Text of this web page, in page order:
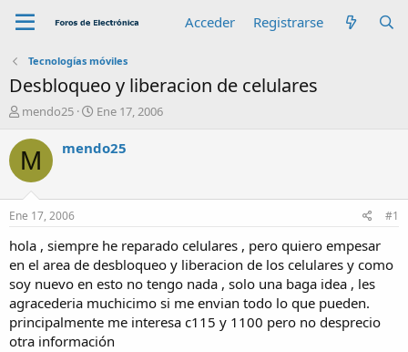
Acceder Registrarse
Tecnologías móviles
Desbloqueo y liberacion de celulares
A
t
o
r
mendo25
F
c
n
c
i
o
Ene 17, 2006
M mendo25
Ene 17, 2006 #1
hola , siempre he reparado celulares , pero quiero empesar
en el area de desbloqueo y liberacion de los celulares y como
soy nuevo en esto no tengo nada , solo una baga idea , les
agracederia muchicimo si me envian todo lo que pueden.
principalmente me interesa c115 y 1100 pero no desprecio
otra información